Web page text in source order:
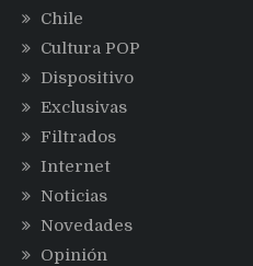
Chile
Cultura POP
Dispositivo
Exclusivas
Filtrados
Internet
Noticias
Novedades
Opinión